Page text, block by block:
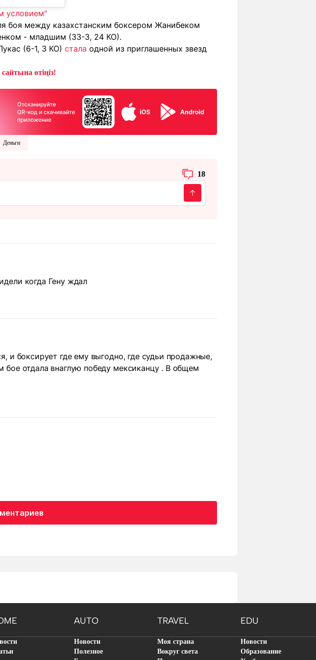
условием"
боя между казахстанским боксером Жанибеком
- младшим (33-3, 24 КО).
(6-1, 3 КО) стала одной из приглашенных звезд
өтіңіз!
Деньги
18
когда Гену ждал
и боксирует где ему выгодно, где судьи продажные,
отдала внаглую победу мексиканцу . В общем
AUTO TRAVEL EDU
Новости
Полезное
Моя страна
Вокруг света
Новости
Образование